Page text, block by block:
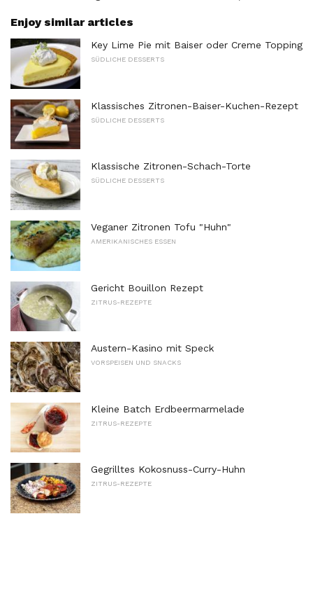
Enjoy similar articles
Key Lime Pie mit Baiser oder Creme Topping
SÜDLICHE DESSERTS
Klassisches Zitronen-Baiser-Kuchen-Rezept
SÜDLICHE DESSERTS
Klassische Zitronen-Schach-Torte
SÜDLICHE DESSERTS
Veganer Zitronen Tofu "Huhn"
AMERIKANISCHES ESSEN
Gericht Bouillon Rezept
ZITRUS-REZEPTE
Austern-Kasino mit Speck
VORSPEISEN UND SNACKS
Kleine Batch Erdbeermarmelade
ZITRUS-REZEPTE
Gegrilltes Kokosnuss-Curry-Huhn
ZITRUS-REZEPTE